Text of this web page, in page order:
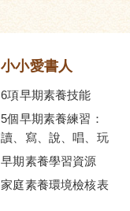
小小愛書人
6項早期素養技能
5個早期素養練習：
讀、寫、說、唱、玩
早期素養學習資源
家庭素養環境檢核表